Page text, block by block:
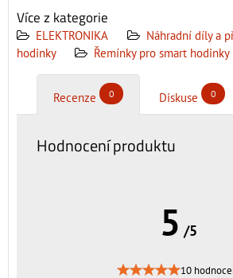
Více z kategorie
ELEKTRONIKA
Náhradní díly a
hodinky
Řemínky pro smart hodinky
Recenze 0 Diskuse 0
Hodnocení produktu
5 /5
10